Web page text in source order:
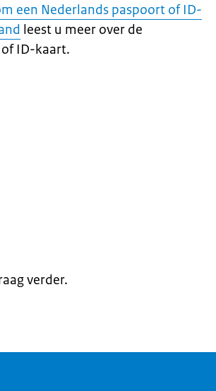
een Nederlands paspoort of ID-
leest u meer over de
ID-kaart.
verder.